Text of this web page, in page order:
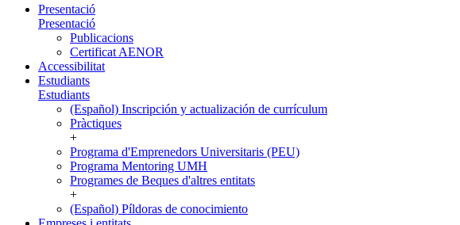
Presentació
Presentació
Publicacions
Certificat AENOR
Accessibilitat
Estudiants
Estudiants
(Español) Inscripción y actualización de currículum
Pràctiques
+
Programa d'Emprenedors Universitaris (PEU)
Programa Mentoring UMH
Programes de Beques d'altres entitats
+
(Español) Píldoras de conocimiento